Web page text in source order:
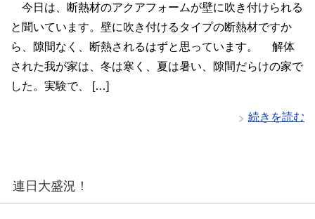
今日は、断熱材のアクアフォームが壁に吹き付けられる
と聞いています。壁に吹き付けるタイプの断熱材ですか
ら、隙間なく、断熱されるはずと思っています。 解体
された我が家は、冬は寒く、夏は暑い、隙間だらけの家で
した。実験で、 […]
続きを読む
連日大盛況！